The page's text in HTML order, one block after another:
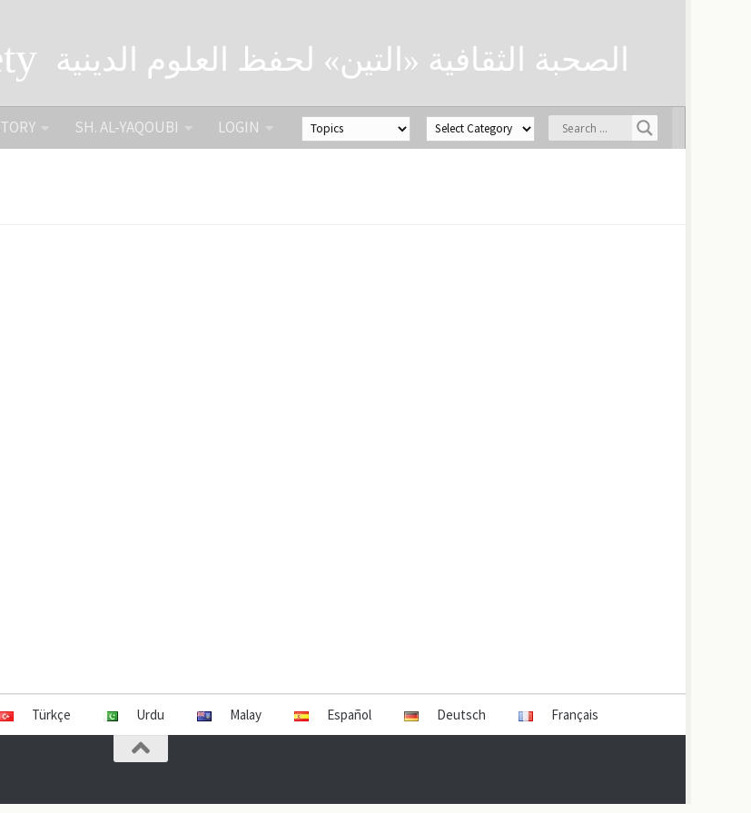
الصحبة الثقافية «التين» لحفظ العلوم الدينية
SH. AL-YAQOUBI LOGIN
Türkçe Urdu Malay Español Deutsch Français